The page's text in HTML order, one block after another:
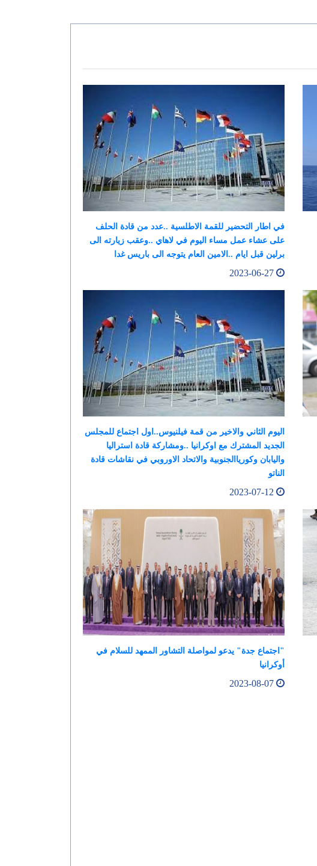
في اطار التحضير للقمة الاطلسية ..عدد من قادة الحلف
على عشاء عمل مساء اليوم في لاهاي ..وعقب زيارته الى
برلين قبل ايام ..الامين العام يتوجه الى باريس غدا
اليوم الثاني والاخير من قمة فيلنيوس..اول اجتماع للمجلس
الجديد المشترك مع اوكرانيا ..ومشاركة قادة استراليا
واليابان وكورياالجنوبية والاتحاد الاوروبي في نقاشات قادة
الناتو
"اجتماع جدة" يدعو لمواصلة التشاور الممهد للسلام في
أوكرانيا